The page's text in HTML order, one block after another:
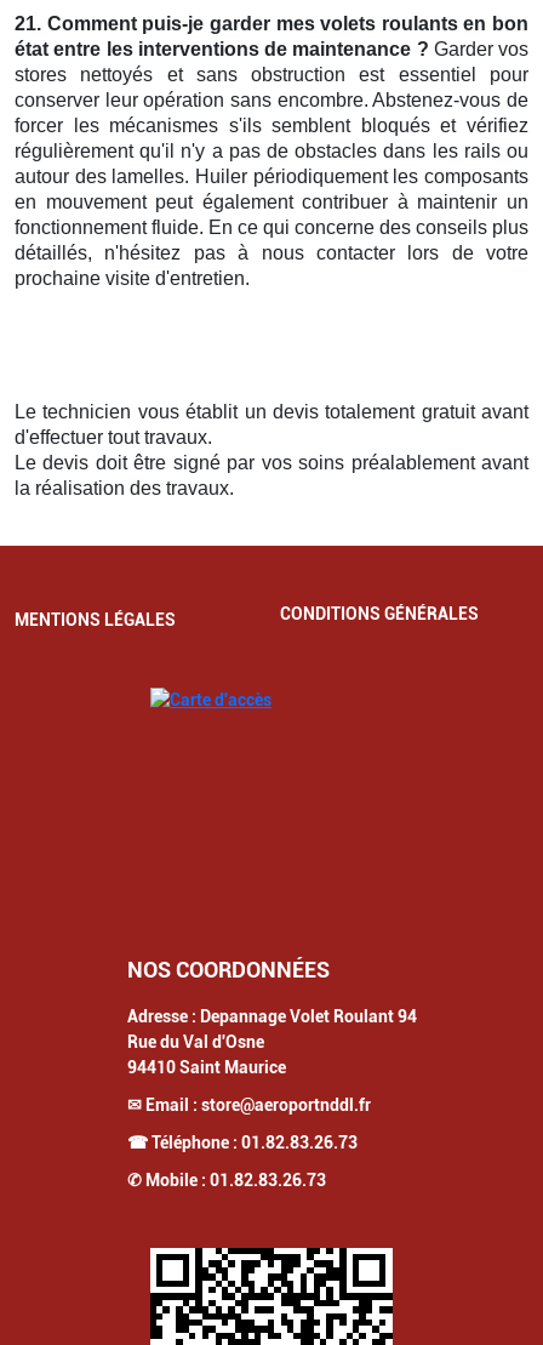
21. Comment puis-je garder mes volets roulantsen bon
état entre les interventions de maintenance ? Garder vos
stores nettoyés et sans obstruction est essentiel pour
conserver leur opération sans encombre. Abstenez-vous de
forcer les mécanismes s'ils semblent bloqués et vérifiez
régulièrement qu'il n'y a pas de obstacles dans les rails ou
autour des lamelles. Huiler périodiquement les composants
en mouvement peut également contribuer à maintenir un
fonctionnement fluide. En ce qui concerne des conseils plus
détaillés, n'hésitez pas à nous contacter lors de votre
prochaine visite d'entretien.
Le technicien vous établit un devis totalement gratuit avant
d'effectuer tout travaux.
Le devis doit être signé par vos soins préalablement avant
la réalisation des travaux.
MENTIONS LÉGALES CONDITIONS GÉNÉRALES
NOS COORDONNÉES
Adresse : Depannage Volet Roulant 94
Rue du Val d'Osne
94410 Saint Maurice
✉ Email : store@aeroportnddl.fr
☎ Téléphone : 01.82.83.26.73
✆ Mobile : 01.82.83.26.73